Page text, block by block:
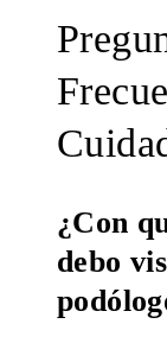
¿Con
debo